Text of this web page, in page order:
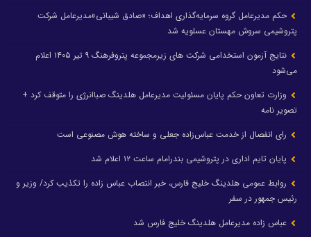
حکم مدیرعامل گروه سرمایه‌گذاری اهداف؛ «صادق شیبانی»مدیرعامل شرکت
پتروشیمی سروش مهستان عسلویه شد
نتایج آزمون استخدامی شرکت های زیرمجموعه پتروفرهنگ ۹ تیر ۱۴۰۵ اعلام
می‌شود
وزارت تعاون حکم پایان مسئولیت مدیرعامل هلدینگ صباانرژی را متوقف کرد +
تصویر نامه
رای انفصال از خدمت عباس‌زاده جعلی و ساخته هوش مصنوعی است
پایان تایم اداری در پتروشیمی بندرامام ساعت ۱۲ اعلام شد
روابط عمومی هلدینگ خلیج فارس، خبر انتصاب عباس زاده را تکذیب کرد/ وزیر و
رئیس جمهور در سفر
عباس زاده مدیرعامل هلدینگ خلیج فارس شد